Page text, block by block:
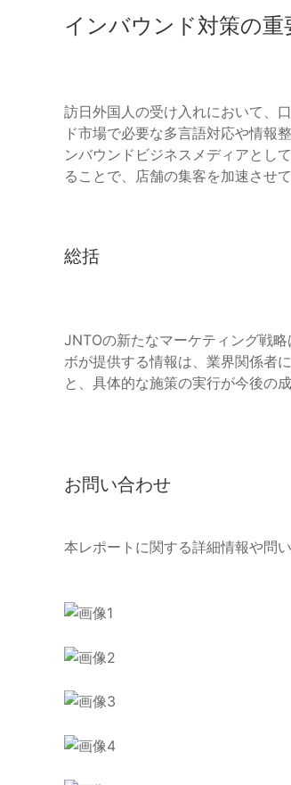
インバウンド対策の重
訪日外国人の受け入れにおいて、
ド市場で必要な多言語対応や情報
ンバウンドビジネスメディアとし
ることで、店舗の集客を加速させて
総括
JNTOの新たなマーケティング戦
ボが提供する情報は、業界関係者
と、具体的な施策の実行が今後の
お問い合わせ
本レポートに関する詳細情報や問